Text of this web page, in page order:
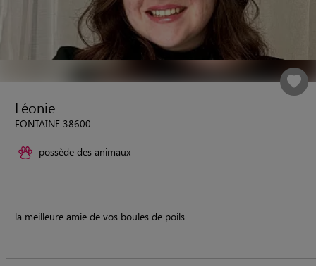
Léonie
FONTAINE 38600
possède des animaux
la meilleure amie de vos boules de poils